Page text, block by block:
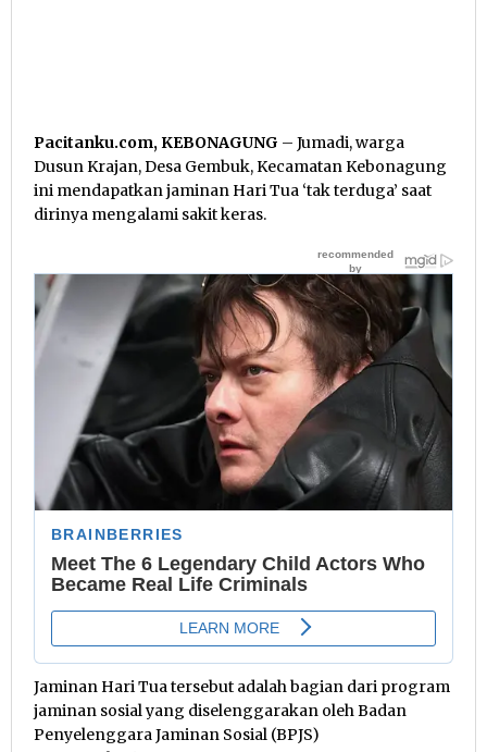
Pacitanku.com, KEBONAGUNG – Jumadi, warga
Dusun Krajan, Desa Gembuk, Kecamatan Kebonagung
ini mendapatkan jaminan Hari Tua ‘tak terduga’ saat
dirinya mengalami sakit keras.
Jaminan Hari Tua tersebut adalah bagian dari program
jaminan sosial yang diselenggarakan oleh Badan
Penyelenggara Jaminan Sosial (BPJS)